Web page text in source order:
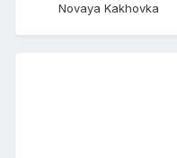
Novaya Kakhovka